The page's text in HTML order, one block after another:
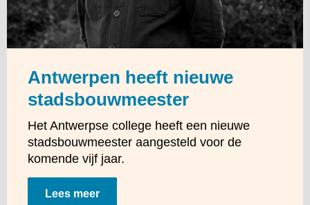
Antwerpen heeft nieuwe
stadsbouwmeester
Het Antwerpse college heeft een nieuwe
stadsbouwmeester aangesteld voor de
komende vijf jaar.
Lees meer